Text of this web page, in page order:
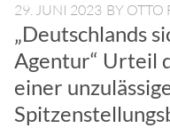
Rechtsschutz.
29. JUNI 2023 BY OTTO
„Deutschlands
Agentur“ Urteil
einer